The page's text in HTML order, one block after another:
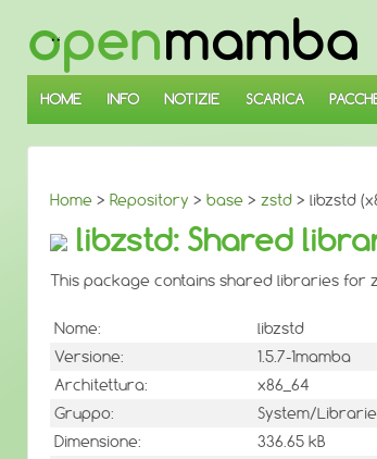
SALTA
AL
CONTENUTO
PRINCIPALE
HOME INFO NOTIZIE SCARICA
Home > Repository > base > zstd > libzstd
libzstd: Shared
This package contains shared libraries for
Nome:
libzstd
Versione:
1.5.7-1mamba
Architettura:
x86_64
Gruppo:
System/
Dimensione:
336.65 kB